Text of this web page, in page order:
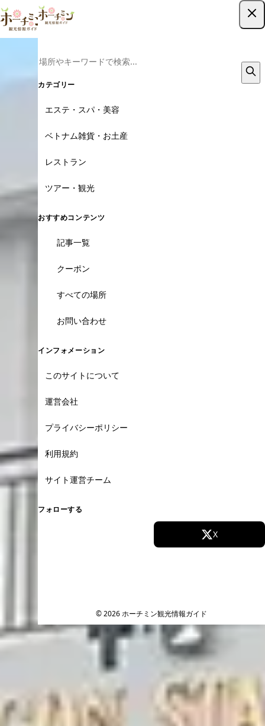
カテゴリー
エステ・スパ・美容
ベトナム雑貨・お土産
レストラン
ツアー・観光
おすすめコンテンツ
記事一覧
クーポン
すべての場所
お問い合わせ
インフォメーション
このサイトについて
運営会社
プライバシーポリシー
利用規約
サイト運営チーム
フォローする
X
© 2026 ホーチミン観光情報ガイド